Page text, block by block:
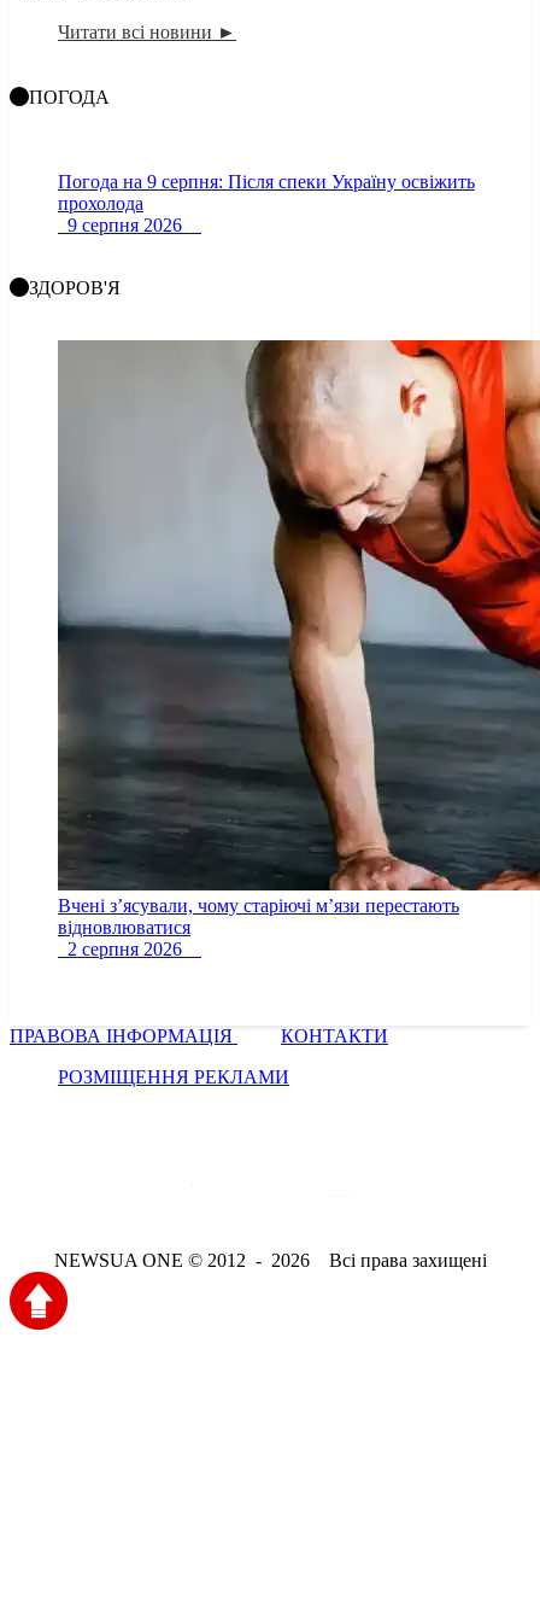
Читати всі новини ►
ПОГОДА
Погода на 9 серпня: Після спеки Україну освіжить
прохолода
9 серпня 2026
ЗДОРОВ'Я
Вчені з’ясували, чому старіючі м’язи перестають
відновлюватися
2 серпня 2026
ПРАВОВА ІНФОРМАЦІЯ
КОНТАКТИ
РОЗМІЩЕННЯ РЕКЛАМИ
NEWSUA ONE © 2012 - 2026 Всі права захищені